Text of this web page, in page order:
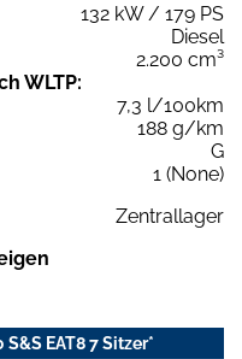
132 kW / 179 PS
Diesel
2.200 cm³
WLTP:
7,3 l/100km
188 g/km
G
1 (None)
Zentrallager
EAT8 7 Sitzer*